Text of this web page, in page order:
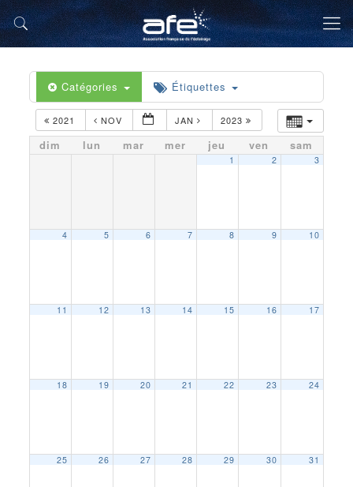
Catégories Étiquettes
2021 NOV JAN 2023
dim lun mar mer jeu ven sam
1 2 3
4 5 6 7 8 9 10
11 12 13 14 15 16 17
18 19 20 21 22 23 24
25 26 27 28 29 30 31